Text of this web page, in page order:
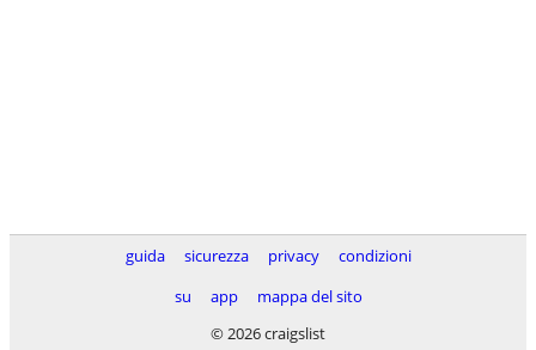
guida sicurezza privacy
condizioni
su
app
mappa del sito
© 2026 craigslist